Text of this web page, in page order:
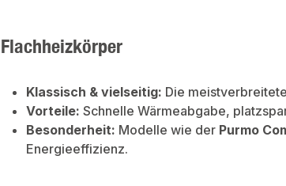
Flachheizkörper
Klassisch & vielseitig: Die
Vorteile: Schnelle Wärmeabgabe,
Besonderheit: Modelle wie der Purmo
Energieeffizienz.